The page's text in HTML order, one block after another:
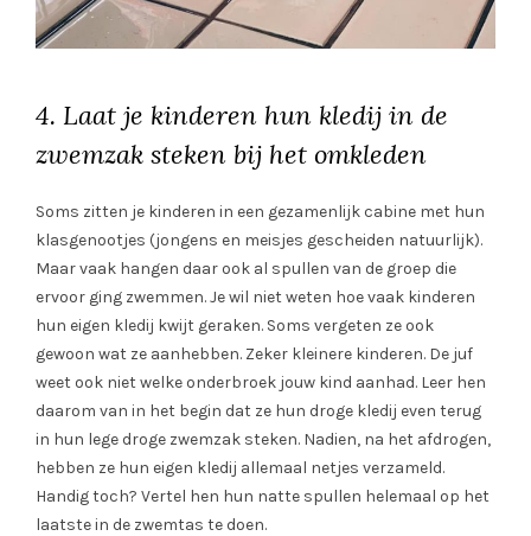
4. Laat je kinderen hun kledij in de
zwemzak steken bij het omkleden
Soms zitten je kinderen in een gezamenlijk cabine met hun
klasgenootjes (jongens en meisjes gescheiden natuurlijk).
Maar vaak hangen daar ook al spullen van de groep die
ervoor ging zwemmen. Je wil niet weten hoe vaak kinderen
hun eigen kledij kwijt geraken. Soms vergeten ze ook
gewoon wat ze aanhebben. Zeker kleinere kinderen. De juf
weet ook niet welke onderbroek jouw kind aanhad. Leer hen
daarom van in het begin dat ze hun droge kledij even terug
in hun lege droge zwemzak steken. Nadien, na het afdrogen,
hebben ze hun eigen kledij allemaal netjes verzameld.
Handig toch? Vertel hen hun natte spullen helemaal op het
laatste in de zwemtas te doen.